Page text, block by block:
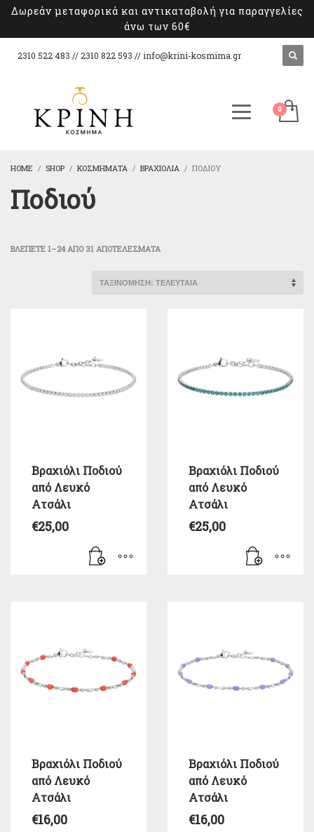
Δωρεάν μεταφορικά και αντικαταβολή για παραγγελίες
άνω των 60€
2310 522 483 // 2310 822 593 // info@krini-kosmima.gr
HOME SHOP ΚΟΣΜΉΜΑΤΑ ΒΡΑΧΙΌΛΙΑ ΠΟΔΙΟΎ
Ποδιού
ΒΛΈΠΕΤΕ 1–24 ΑΠΌ 31 ΑΠΟΤΕΛΈΣΜΑΤΑSORTED
LATEST
Βραχιόλι Ποδιού
από Λευκό
Ατσάλι
€25,00
Βραχιόλι Ποδιού
από Λευκό
Ατσάλι
€25,00
Βραχιόλι Ποδιού
από Λευκό
Ατσάλι
€16,00
Βραχιόλι Ποδιού
από Λευκό
Ατσάλι
€16,00